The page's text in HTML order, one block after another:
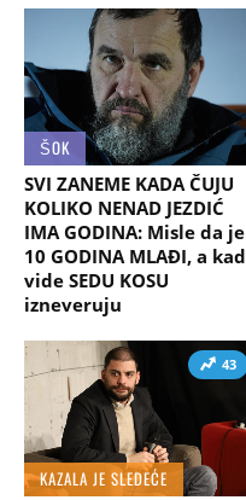
ŠOK
SVI ZANEME KADA ČUJU
KOLIKO NENAD JEZDIĆ
IMA GODINA: Misle da je
10 GODINA MLAĐI, a kad
vide SEDU KOSU
izneveruju
43
KAZALA JE SLEDEĆE